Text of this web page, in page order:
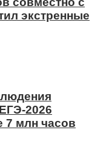
экстренные
2026
7 млн часов